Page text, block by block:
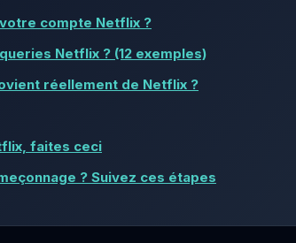
compte Netflix ?
Netflix ? (12 exemples)
réellement de Netflix ?
faites ceci
? Suivez ces étapes